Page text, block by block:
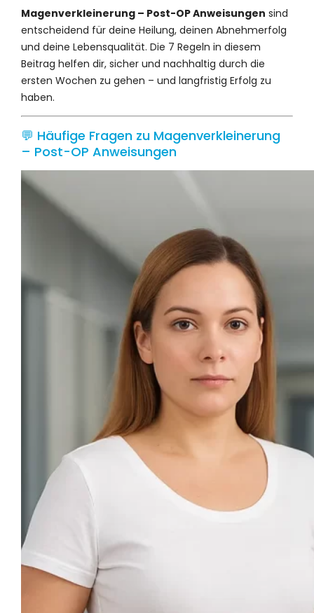
Magenverkleinerung – Post-OP Anweisungen sind
entscheidend für deine Heilung, deinen Abnehmerfolg
und deine Lebensqualität. Die 7 Regeln in diesem
Beitrag helfen dir, sicher und nachhaltig durch die
ersten Wochen zu gehen – und langfristig Erfolg zu
haben.
💬 Häufige Fragen zu Magenverkleinerung
– Post-OP Anweisungen